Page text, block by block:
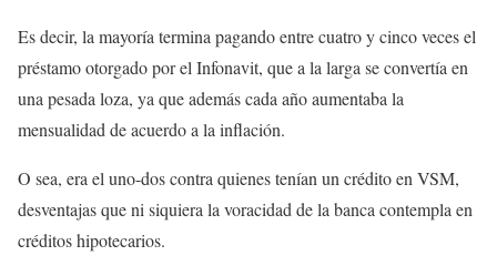
Es decir, la mayoría termina pagando entre cuatro y cinco veces el
préstamo otorgado por el Infonavit, que a la larga se convertía en
una pesada loza, ya que además cada año aumentaba la
mensualidad de acuerdo a la inflación.
O sea, era el uno-dos contra quienes tenían un crédito en VSM,
desventajas que ni siquiera la voracidad de la banca contempla en
créditos hipotecarios.